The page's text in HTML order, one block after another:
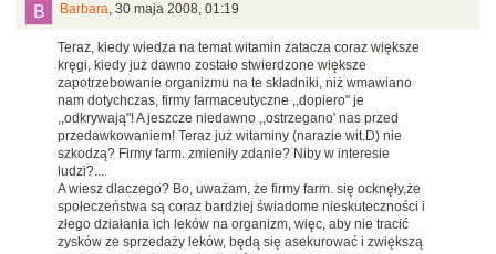
Barbara, 30 maja 2008, 01:19
Teraz, kiedy wiedza na temat witamin zatacza coraz większe
kręgi, kiedy już dawno zostało stwierdzone większe
zapotrzebowanie organizmu na te składniki, niż wmawiano
nam dotychczas, firmy farmaceutyczne ,,dopiero" je
,,odkrywają"! A jeszcze niedawno ,,ostrzegano' nas przed
przedawkowaniem! Teraz już witaminy (narazie wit.D) nie
szkodzą? Firmy farm. zmieniły zdanie? Niby w interesie
ludzi?...
A wiesz dlaczego? Bo, uważam, że firmy farm. się ocknęły,że
społeczeństwa są coraz bardziej świadome nieskuteczności i
złego działania ich leków na organizm, więc, aby nie tracić
zysków ze sprzedaży leków, będą się asekurować i zwiększą